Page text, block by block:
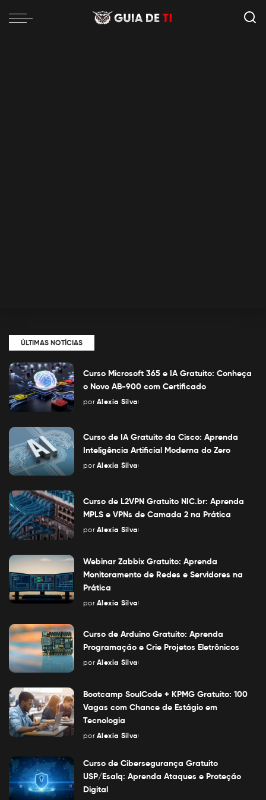
ÚLTIMAS NOTÍCIAS
Curso Microsoft 365 e IA Gratuito: Conheça
o Novo AB-900 com Certificado
Posted
por Alexia Silva
Curso de IA Gratuito da Cisco: Aprenda
Inteligência Artificial Moderna do Zero
Posted
por Alexia Silva
Curso de L2VPN Gratuito NIC.br: Aprenda
MPLS e VPNs de Camada 2 na Prática
Posted
por Alexia Silva
Webinar Zabbix Gratuito: Aprenda
Monitoramento de Redes e Servidores na
Prática
Posted
por Alexia Silva
Curso de Arduino Gratuito: Aprenda
Programação e Crie Projetos Eletrônicos
Posted
por Alexia Silva
Bootcamp SoulCode + KPMG Gratuito: 100
Vagas com Chance de Estágio em
Tecnologia
Posted
por Alexia Silva
Curso de Cibersegurança Gratuito
USP/Esalq: Aprenda Ataques e Proteção
Digital